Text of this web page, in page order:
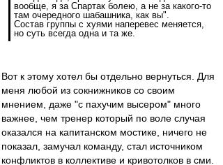
вообще, я за Спартак болею, а не за какого-то
там очередного шабашника, как вы".
Состав группы с хуями наперевес меняется,
но суть всегда одна и та же.
Вот к этому хотел бы отдельно вернуться. Для
меня любой из сокнижников со своим
мнением, даже "с пахучим высером" много
важнее, чем тренер который по воле случая
оказался на капитанском мостике, ничего не
показал, замучал команду, стал источником
конфликтов в коллективе и кривотолков в сми.